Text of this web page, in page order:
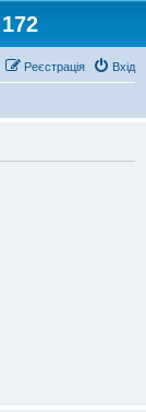
Вхід
Реєстрація